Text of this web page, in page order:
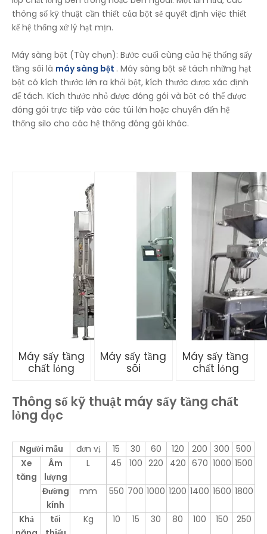
thông số kỹ thuật cần thiết của bột sẽ quyết định việc thiết
kế hệ thống xử lý hạt mịn.
Máy sàng bột (Tùy chọn): Bước cuối cùng của hệ thống sấy
tầng sôi là máy sàng bột . Máy sàng bột sẽ tách những hạt
bột có kích thước lớn ra khỏi bột, kích thước được xác định
để tách. Kích thước nhỏ được đóng gói và bột có thể được
đóng gói trực tiếp vào các túi lớn hoặc chuyển đến hệ
thống silo cho các hệ thống đóng gói khác.
Máy sấy tầng
chất lỏng
Máy sấy tầng
sôi
Máy sấy tầng
chất lỏng
Thông số kỹ thuật máy sấy tầng chất
lỏng dọc
Người mẫu đơn vị 15 30 60 120 200 300 500
Xe
tăng
Âm
lượng
L 45 100 220 420 670 1000 1500
Đường
kính
mm 550 700 1000 1200 1400 1600 1800
Khả
tối
Kg 10 15 30 80 100 150 250